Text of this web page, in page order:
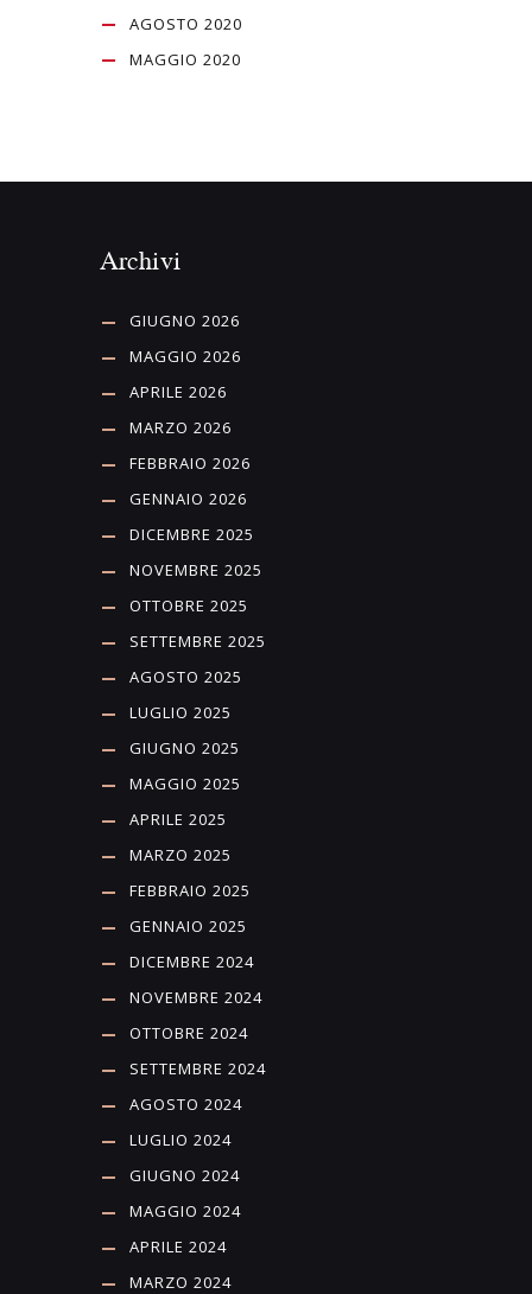
AGOSTO 2020
MAGGIO 2020
Archivi
GIUGNO 2026
MAGGIO 2026
APRILE 2026
MARZO 2026
FEBBRAIO 2026
GENNAIO 2026
DICEMBRE 2025
NOVEMBRE 2025
OTTOBRE 2025
SETTEMBRE 2025
AGOSTO 2025
LUGLIO 2025
GIUGNO 2025
MAGGIO 2025
APRILE 2025
MARZO 2025
FEBBRAIO 2025
GENNAIO 2025
DICEMBRE 2024
NOVEMBRE 2024
OTTOBRE 2024
SETTEMBRE 2024
AGOSTO 2024
LUGLIO 2024
GIUGNO 2024
MAGGIO 2024
APRILE 2024
MARZO 2024